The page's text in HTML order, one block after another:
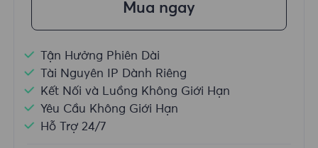
Mua ngay
Tận Hưởng Phiên Dài
Tài Nguyên IP Dành Riêng
Kết Nối và Luồng Không Giới Hạn
Yêu Cầu Không Giới Hạn
Hỗ Trợ 24/7